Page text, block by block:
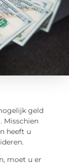
geld
Misschien
heeft u
moet u er